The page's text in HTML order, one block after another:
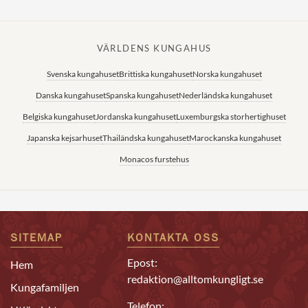
VÄRLDENS KUNGAHUS
Svenska kungahusetBrittiska kungahusetNorska kungahuset
Danska kungahusetSpanska kungahusetNederländska kungahuset
Belgiska kungahusetJordanska kungahusetLuxemburgska storhertighuset
Japanska kejsarhusetThailändska kungahusetMarockanska kungahuset
Monacos furstehus
SITEMAP
Hem
Kungafamiljen
KONTAKTA OSS
Epost:
redaktion@alltomkungligt.se